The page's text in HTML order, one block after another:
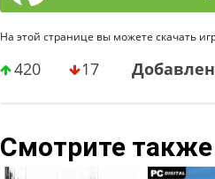
На этой странице вы можете скачать
420 17
Смотрите также